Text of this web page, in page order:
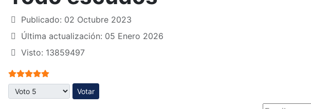
Publicado: 02 Octubre 2023
Última actualización: 05 Enero 2026
Visto: 13859497
Ratio:5/5
Por favor, vote